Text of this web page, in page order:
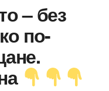
– без
по-